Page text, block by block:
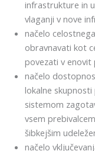
infrastrukture in
vlaganji v nove
načelo
obravnavati kot
povezati v
načelo
lokalne
sistemom
vsem
šibkejšim
načelo